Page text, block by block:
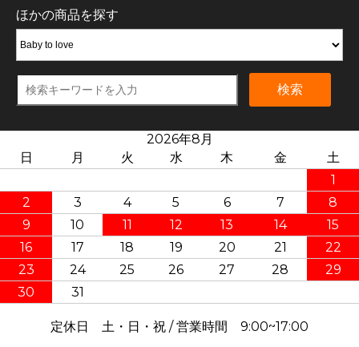
ほかの商品を探す
検索
2026年8月
日
月 火 水 木 金
土
1
2
3 4 5 6 7
8
9
10 11 12 13 14
15
16
17 18 19 20 21
22
23
24 25 26 27 28
29
30
31
定休日 土・日・祝 / 営業時間 9:00~17:00